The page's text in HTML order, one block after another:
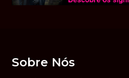
Sobre Nós